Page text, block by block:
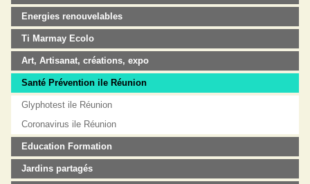
Energies renouvelables
Ti Marmay Ecolo
Art, Artisanat, créations, expo
Santé Prévention ile Réunion
Glyphotest ile Réunion
Coronavirus ile Réunion
Education Formation
Jardins partagés